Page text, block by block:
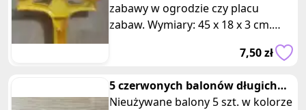
zabawy w ogrodzie czy placu
zabaw. Wymiary: 45 x 18 x 3 cm.
7,50 zł
5 czerwonych balonów długich
zakręconych
Nieużywane balony 5 szt. w kolorze